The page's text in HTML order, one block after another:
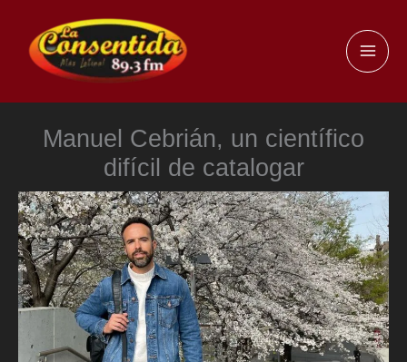
contenido
Manuel Cebrián, un científico
difícil de catalogar